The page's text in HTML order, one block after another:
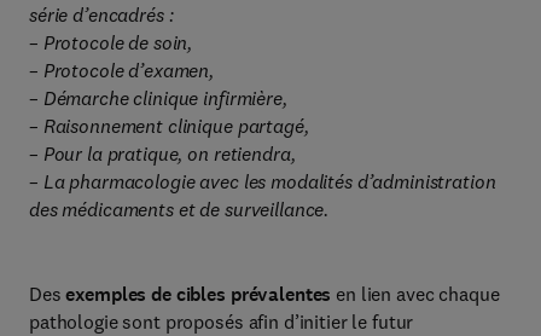
série d’encadrés :
– Protocole de soin,
– Protocole d’examen,
– Démarche clinique infirmière,
– Raisonnement clinique partagé,
– Pour la pratique, on retiendra,
– La pharmacologie avec les modalités d’administration
des médicaments et de surveillance.
Desexemples de cibles prévalentes en lien avec chaque
pathologie sont proposés afin d’initier le futur